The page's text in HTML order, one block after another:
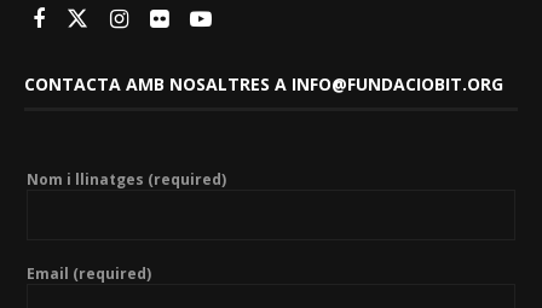
CONTACTA AMB NOSALTRES A INFO@FUNDACIOBIT.ORG
Nom i llinatges (required)
Email (required)